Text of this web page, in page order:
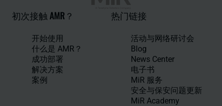
初次接触 AMR？
开始使用
什么是 AMR？
成功部署
解决方案
案例
热门链接
活动与网络研讨会
Blog
News Center
电子书
MiR 服务
安全与保安问题更新
MiR Academy